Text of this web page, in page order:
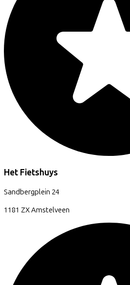
Het Fietshuys
Sandbergplein 24
1181 ZXAmstelveen